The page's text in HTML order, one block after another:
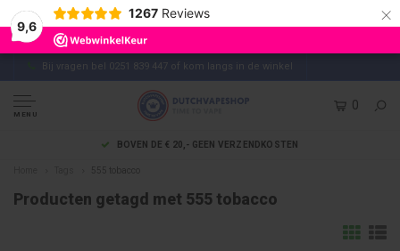
9,6
1267 Reviews ×
Bij vragen bel 0251 839 447 of kom langs in de winkel
MENU
0
BOVEN DE € 20,- GEEN VERZENDKOSTEN
555 tobacco
Producten getagd met 555 tobacco